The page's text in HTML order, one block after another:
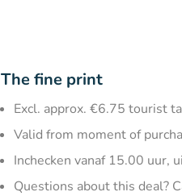
The fine print
Excl. approx. €6.75 tourist
Valid from moment of
Inchecken vanaf 15.00 uur,
Questions about this deal?